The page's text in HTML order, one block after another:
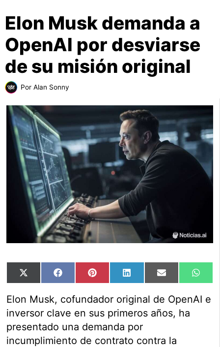
Elon Musk demanda a
OpenAI por desviarse
de su misión original
Por Alan Sonny
Compartir
en
X
Compartir
en
FacebookCompartir
en
PinterestCompartir
en
LinkedInCompartir
en
Email
en
Elon Musk, cofundador original de OpenAI e
inversor clave en sus primeros años, ha
presentado una demanda por
incumplimiento de contrato contra la